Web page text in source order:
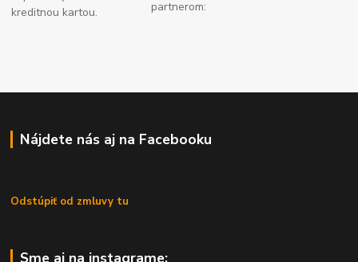
kreditnou kartou.
partnerom:
Nájdete nás aj na Facebooku
Odstúpiť od zmluvy tu